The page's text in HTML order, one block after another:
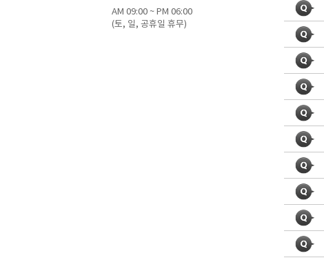
AM 09:00 ~ PM 06:00
(토, 일, 공휴일 휴무)